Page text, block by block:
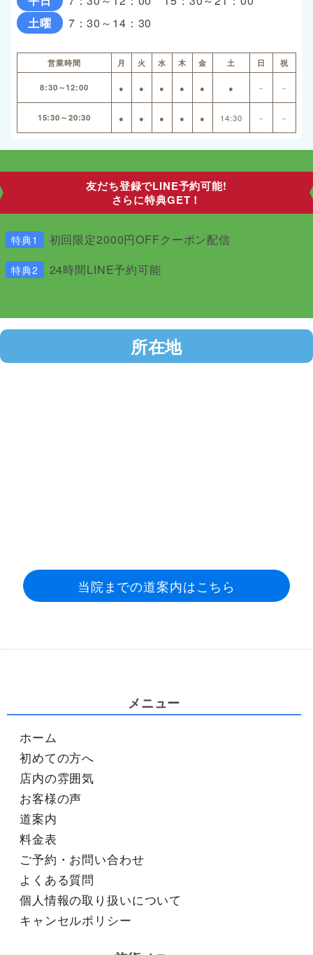
土曜
7：30～14：30
営業時間 月 火 水 木 金 土 日 祝
8:30～12:00 ● ● ● ● ● ● － －
15:30～20:30 ● ● ● ● ● 14:30 － －
友だち登録でLINE予約可能!
さらに特典GET！
特典1 初回限定2000円OFFクーポン配信
特典2 24時間LINE予約可能
所在地
当院までの道案内はこちら
メニュー
ホーム
初めての方へ
店内の雰囲気
お客様の声
道案内
料金表
ご予約・お問い合わせ
よくある質問
個人情報の取り扱いについて
キャンセルポリシー